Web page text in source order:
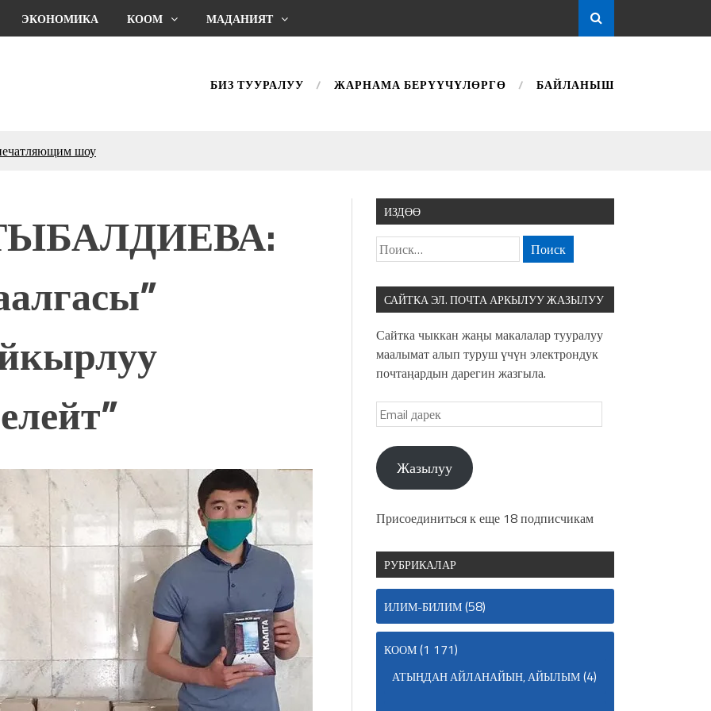
ЭКОНОМИКА КООМ МАДАНИЯТ
БИЗ ТУУРАЛУУ ЖАРНАМА БЕРҮҮЧҮЛӨРГӨ БАЙЛАНЫШ
союзунун
сөзсүз керек!”
Мээрим Мураталиева
Тоо” журналынын
Видео)
фонтанды көрүү үчүн
чогулду
& Light собрал более 20
темадагы
дагы катышса жакшы
ЖУСУП
шоу
Central Park
ИЗДӨӨ
САЙТКА ЭЛ. ПОЧТА АРКЫЛУУ ЖАЗЫЛУУ
Сайтка чыккан жаңы макалалар тууралуу
маалымат алып туруш үчүн электрондук
почтаңардын дарегин жазгыла.
Жазылуу
Присоединиться к еще 18 подписчикам
РУБРИКАЛАР
ИЛИМ-БИЛИМ(58)
КООМ(1 171)
АТЫҢДАН АЙЛАНАЙЫН, АЙЫЛЫМ(4)